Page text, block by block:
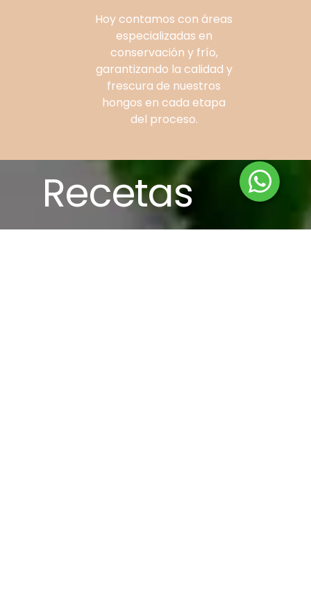
Hoy contamos con áreas
especializadas en
conservación y frío,
garantizando la calidad y
frescura de nuestros
hongos en cada etapa
del proceso.
Recetas
Inspiración gastronómica